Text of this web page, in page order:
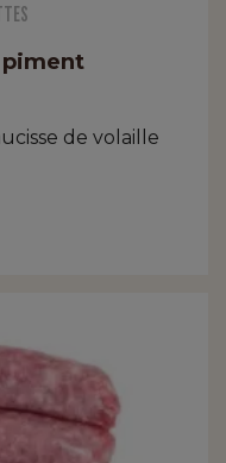
piment
de volaille